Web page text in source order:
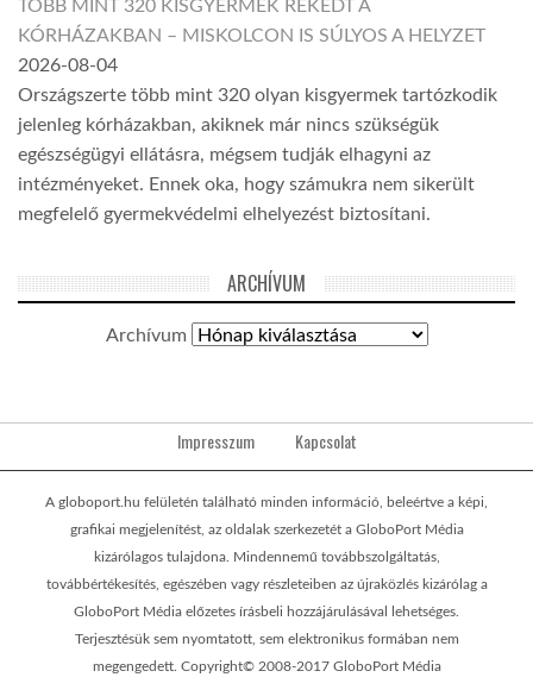
TÖBB MINT 320 KISGYERMEK REKEDT A
KÓRHÁZAKBAN – MISKOLCON IS SÚLYOS A HELYZET
2026-08-04
Országszerte több mint 320 olyan kisgyermek tartózkodik
jelenleg kórházakban, akiknek már nincs szükségük
egészségügyi ellátásra, mégsem tudják elhagyni az
intézményeket. Ennek oka, hogy számukra nem sikerült
megfelelő gyermekvédelmi elhelyezést biztosítani.
ARCHÍVUM
Archívum
Impresszum Kapcsolat
A globoport.hu felületén található minden információ, beleértve a képi,
grafikai megjelenítést, az oldalak szerkezetét a GloboPort Média
kizárólagos tulajdona. Mindennemű továbbszolgáltatás,
továbbértékesítés, egészében vagy részleteiben az újraközlés kizárólag a
GloboPort Média előzetes írásbeli hozzájárulásával lehetséges.
Terjesztésük sem nyomtatott, sem elektronikus formában nem
megengedett. Copyright© 2008-2017 GloboPort Média